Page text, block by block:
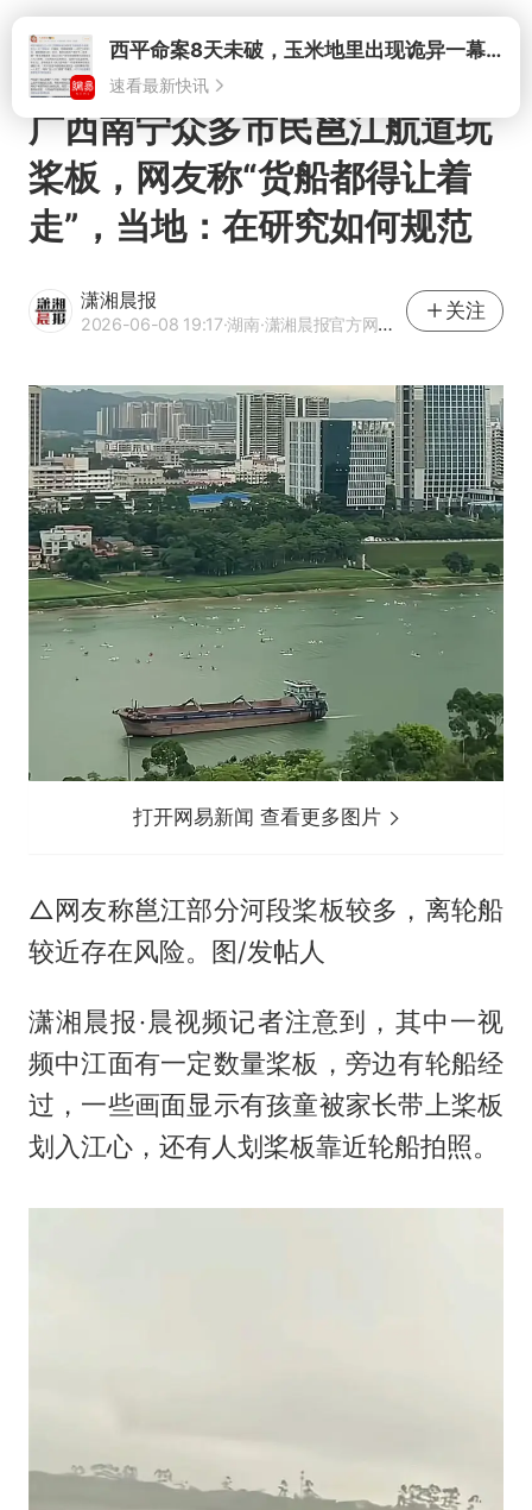
打开
广西南宁众多市民邕江航道玩
桨板，网友称“货船都得让着
走”，当地：在研究如何规范
潇湘晨报
2026-06-08 19:17·湖南·潇湘晨报官方网易号
关注
打开网易新闻 查看更多图片
△网友称邕江部分河段桨板较多，离轮船
较近存在风险。图/发帖人
潇湘晨报·晨视频记者注意到，其中一视
频中江面有一定数量桨板，旁边有轮船经
过，一些画面显示有孩童被家长带上桨板
划入江心，还有人划桨板靠近轮船拍照。